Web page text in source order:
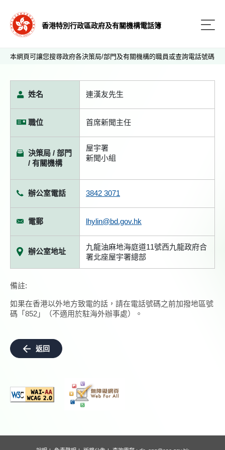
香港特別行政區政府及有關機構電話簿
本網頁可讓您搜尋政府各決策局/部門及有關機構的職員或查詢電話號碼
姓名 連漢友先生
職位 首席新聞主任
決策局 / 部門
/ 有關機構
屋宇署
新聞小組
辦公室電話 3842 3071
電郵 lhylin@bd.gov.hk
辦公室地址
九龍油麻地海庭道11號西九龍政府合
署北座屋宇署總部
備註:
如果在香港以外地方致電的話，請在電話號碼之前加撥地區號
碼「852」（不適用於駐海外辦事處）。
返回